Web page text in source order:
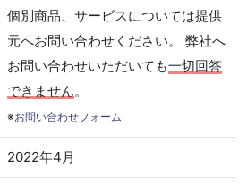
個別商品、サービスについては提供
元へお問い合わせください。 弊社へ
お問い合わせいただいても一切回答
できません。
※お問い合わせフォーム
2022年4月